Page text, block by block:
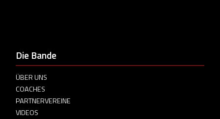
Die Bande
ÜBER UNS
COACHES
PARTNERVEREINE
VIDEOS